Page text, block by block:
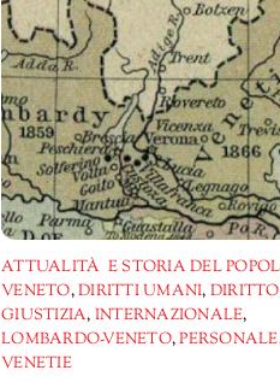
ATTUALITÀ E STORIA DEL
VENETO,DIRITTI UMANI, DIRITTO
GIUSTIZIA, INTERNAZIONALE,
LOMBARDO-VENETO,PERSONALE
VENETIE